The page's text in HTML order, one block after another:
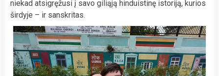
niekad atsigręžusi į savo giliąją hinduistinę istoriją, kurios
širdyje – ir sanskritas.